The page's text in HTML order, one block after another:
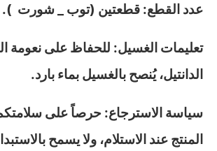
عدد القطع: قطعتين (توب _ شورت ).
تعليمات الغسيل: للحفاظ على نعومة
الدانتيل، يُنصح بالغسيل بماء بارد.
سياسة الاسترجاع: حرصاً على
المنتج عند الاستلام، ولا يسمح